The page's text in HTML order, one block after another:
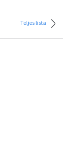
Teljes lista